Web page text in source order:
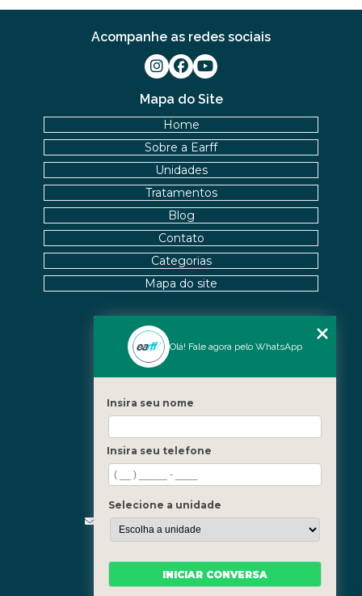
Fale Conosco
(21) 3619-5657
(21) 99390-3850
contato@fisioterapiainvestigativa.com
Segunda a sexta, das 7h às 21h
Nossas Unidades
Barra - Rio de Janeiro
Mapa do Site
Home
Sobre a Earff
Unidades
Tratamentos
Blog
Contato
Categorias
Mapa do site
Acompanhe as redes sociais
Olá! Fale agora pelo WhatsApp
Insira seu nome
Insira seu telefone
Selecione a unidade
INICIAR CONVERSA